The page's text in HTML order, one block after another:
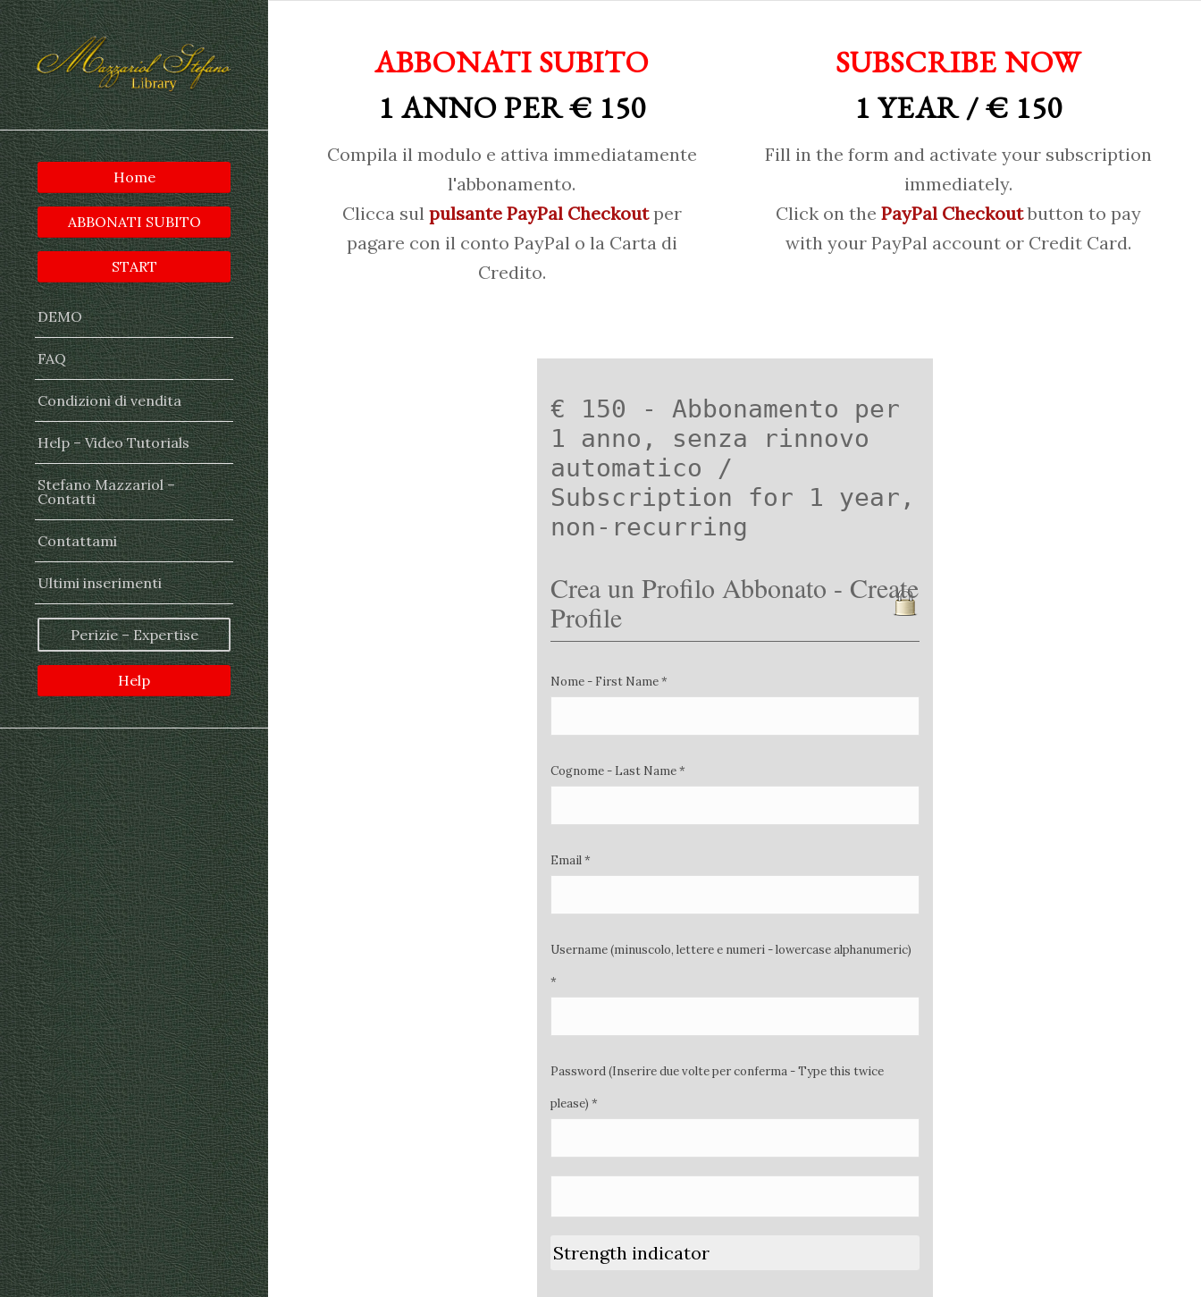
Home
ABBONATI SUBITO
START
DEMO
FAQ
Condizioni di vendita
Help – Video Tutorials
Stefano Mazzariol –
Contatti
Contattami
Ultimi inserimenti
Perizie – Expertise
Help
ABBONATI SUBITO
1 ANNO PER € 150
Compila il modulo e attiva immediatamente
l'abbonamento.
Clicca sul pulsante PayPal Checkoutper
pagare con il conto PayPal o la Carta di
Credito.
SUBSCRIBE NOW
1 YEAR / € 150
Fill in the form and activate your subscription
immediately.
Click on the PayPal Checkoutbutton to pay
with your PayPal account or Credit Card.
€ 150 - Abbonamento per
1 anno, senza rinnovo
automatico /
Subscription for 1 year,
non-recurring
Crea un Profilo Abbonato - Create
Profile
Nome - First Name *
Cognome - Last Name *
Email *
Username (minuscolo, lettere e numeri - lowercase alphanumeric)
*
Password (Inserire due volte per conferma - Type this twice
please) *
Strength indicator